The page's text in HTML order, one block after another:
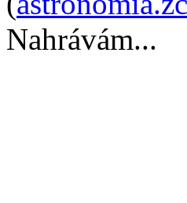
Nahrávám...